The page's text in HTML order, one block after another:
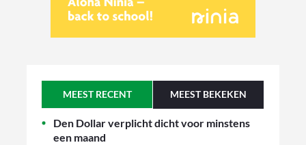
MEEST RECENT MEEST BEKEKEN
Den Dollar verplicht dicht voor minstens
een maand